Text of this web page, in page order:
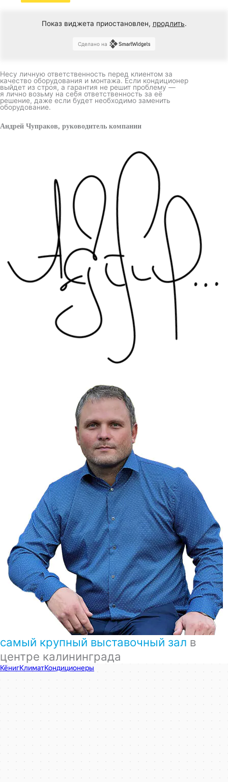
Показ виджета приостановлен, продлить.
Сделано на
Несу личную ответственность перед клиентом за
качество оборудования и монтажа. Если кондиционер
выйдет из строя, а гарантия не решит проблему —
я лично возьму на себя ответственность за её
решение, даже если будет необходимо заменить
оборудование.
Андрей Чупраков, руководитель компании
самый крупный выставочный зал в
центре калининграда
КёнигКлимат
Кондиционеры в Калининграде